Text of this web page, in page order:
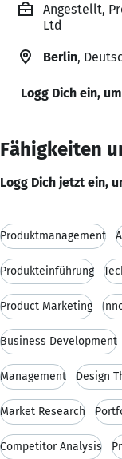
Angestellt,
Ltd
Berlin,
Logg Dich ein,
Fähigkeiten
Logg Dich jetzt ein,
Produktmanagement
Produkteinführung
Product Marketing
Business Development
Management Design
Market Research
Competitor Analysis